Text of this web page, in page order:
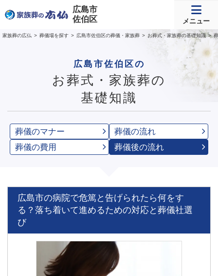
広島市
佐伯区
メニュー
家族葬の広仏 葬儀場を探す 広島市佐伯区の葬儀・家族葬 お葬式・家族葬の基礎知識
広島市佐伯区の
お葬式・家族葬の
基礎知識
葬儀のマナー
葬儀の流れ
葬儀の費用
葬儀後の流れ
広島市の病院で危篤と告げられたら何をす
る？落ち着いて進めるための対応と葬儀社選
び